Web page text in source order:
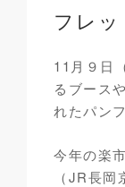
フレ
11月９日
るブース
れたパン
今年の楽
（JR長